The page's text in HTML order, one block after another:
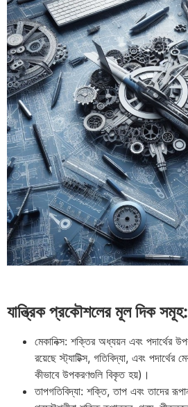
যান্ত্রিক প্রকৌশলের মূল দিক সমূহ:
মেকানিক্স: শক্তির অধ্যয়ন এবং পদার্থের
রয়েছে স্ট্যাটিক্স, গতিবিদ্যা, এবং পদার্থের
কীভাবে উপকরণগুলি বিকৃত হয়)।
তাপগতিবিদ্যা: শক্তি, তাপ এবং তাদের